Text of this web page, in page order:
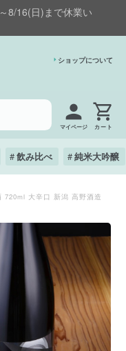
8/16(日)まで休業い
ショップについて
マイページ
飲み比べ 純米大吟醸
720ml 大辛口 新潟 高野酒造